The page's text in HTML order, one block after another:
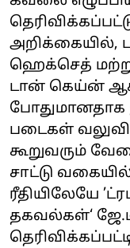
அறிக்கையில்,
ஹெக்செத்
டான் கெய்ன்
போதுமானதாக
படைகள்
கூறுவரும்
சாட்டு
ரீதியிலேயே
தகவல்கள்‘